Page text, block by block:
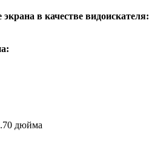
экрана в качестве видоискателя:
дюйма